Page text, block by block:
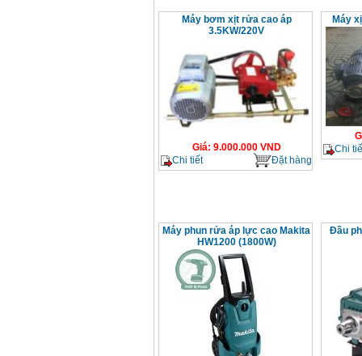
Máy bơm xịt rửa cao áp
3.5KW/220V
Giá: 9.000.000VND
Chi tiết
Đặt hàng
Máy
Chi
Máy phun rửa áp lực cao Makita
HW1200 (1800W)
Đầu